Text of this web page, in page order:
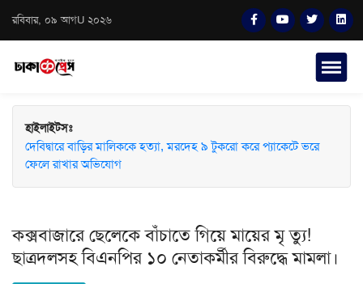
রবিবার, ০৯ আগU ২০২৬
হাইলাইটসঃ
দেবিদ্বারে বাড়ির মালিককে হত্যা, মরদেহ ৯ টুকরো করে প্যাকেটে ভরে
ফেলে রাখার অভিযোগ
কক্সবাজারে ছেলেকে বাঁচাতে গিয়ে মায়ের মৃ ত্যু!
ছাত্রদলসহ বিএনপির ১০ নেতাকর্মীর বিরুদ্ধে মামলা।